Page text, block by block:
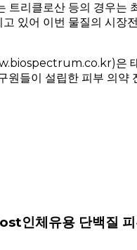
트리클로산 등의 경우는
있어 이번 물질의 시장
은
원들이 설립한 피부 의약
인체유용 단백질 피